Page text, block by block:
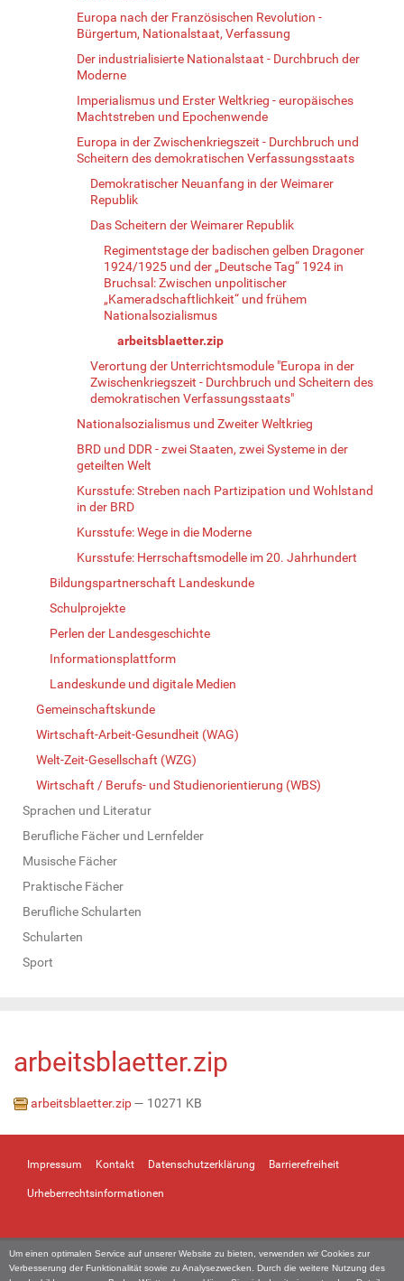
Um einen optimalen Service auf unserer Website zu bieten, verwenden wir Cookies zur
Verbesserung der Funktionalität sowie zu Analysezwecken. Durch die weitere Nutzung des
Europa nach der Französischen Revolution -
Bürgertum, Nationalstaat, Verfassung
Der industrialisierte Nationalstaat - Durchbruch der
Moderne
Imperialismus und Erster Weltkrieg - europäisches
Machtstreben und Epochenwende
Europa in der Zwischenkriegszeit - Durchbruch und
Scheitern des demokratischen Verfassungsstaats
Demokratischer Neuanfang in der Weimarer
Republik
Das Scheitern der Weimarer Republik
Regimentstage der badischen gelben Dragoner
1924/1925 und der „Deutsche Tag“ 1924 in
Bruchsal: Zwischen unpolitischer
„Kameradschaftlichkeit“ und frühem
Nationalsozialismus
arbeitsblaetter.zip
Verortung der Unterrichtsmodule "Europa in der
Zwischenkriegszeit - Durchbruch und Scheitern des
demokratischen Verfassungsstaats"
Nationalsozialismus und Zweiter Weltkrieg
BRD und DDR - zwei Staaten, zwei Systeme in der
geteilten Welt
Kursstufe: Streben nach Partizipation und Wohlstand
in der BRD
Kursstufe: Wege in die Moderne
Kursstufe: Herrschaftsmodelle im 20. Jahrhundert
Bildungspartnerschaft Landeskunde
Schulprojekte
Perlen der Landesgeschichte
Informationsplattform
Landeskunde und digitale Medien
Gemeinschaftskunde
Wirtschaft-Arbeit-Gesundheit (WAG)
Welt-Zeit-Gesellschaft (WZG)
Wirtschaft / Berufs- und Studienorientierung (WBS)
Sprachen und Literatur
Berufliche Fächer und Lernfelder
Musische Fächer
Praktische Fächer
Berufliche Schularten
Schularten
Sport
arbeitsblaetter.zip
arbeitsblaetter.zip— 10271 KB
Impressum Kontakt Datenschutzerklärung Barrierefreiheit
Urheberrechtsinformationen